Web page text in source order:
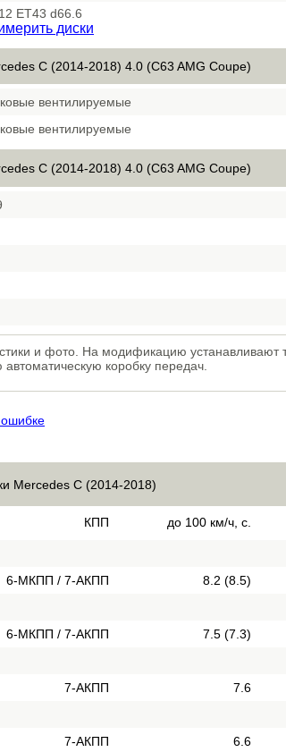
ET43 d66.6
диски
C (2014-2018) 4.0 (C63 AMG Coupe)
вентилируемые
вентилируемые
C (2014-2018) 4.0 (C63 AMG Coupe)
и фото. На модификацию устанавливают
коробку передач.
Mercedes C (2014-2018)
КПП до 100 км/ч, с.
6-МКПП / 7-АКПП 8.2 (8.5)
6-МКПП / 7-АКПП 7.5 (7.3)
7-АКПП 7.6
7-АКПП 6.6